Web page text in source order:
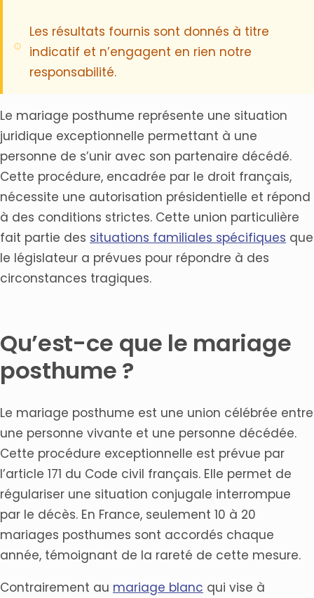
Les résultats fournis sont donnés à titre
indicatif et n’engagent en rien notre
responsabilité.
Le mariage posthume représente une situation
juridique exceptionnelle permettant à une
personne de s’unir avec son partenaire décédé.
Cette procédure, encadrée par le droit français,
nécessite une autorisation présidentielle et répond
à des conditions strictes. Cette union particulière
fait partie des situations familiales spécifiques que
le législateur a prévues pour répondre à des
circonstances tragiques.
Qu’est-ce que le mariage
posthume ?
Le mariage posthume est une union célébrée entre
une personne vivante et une personne décédée.
Cette procédure exceptionnelle est prévue par
l’article 171 du Code civil français. Elle permet de
régulariser une situation conjugale interrompue
par le décès. En France, seulement 10 à 20
mariages posthumes sont accordés chaque
année, témoignant de la rareté de cette mesure.
Contrairement au mariage blanc qui vise à